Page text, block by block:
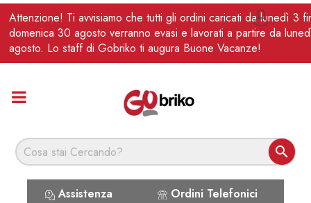
Attenzione! Ti avvisiamo che tutti gli ordini caricati da lunedì 3
domenica 30 agosto verranno evasi e lavorati a partire da
agosto. Lo staff di Gobriko ti augura Buone Vacanze!

Assistenza Ordini Telefonici
IT 